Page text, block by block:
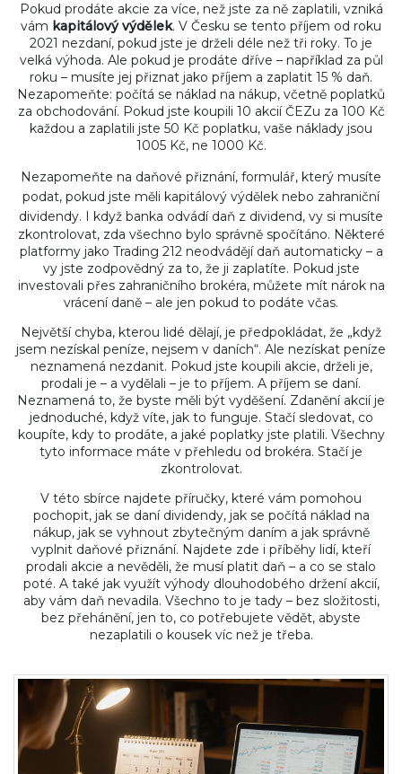
Pokud prodáte akcie za více, než jste za ně zaplatili, vzniká
vám kapitálový výdělek. V Česku se tento příjem od roku
2021 nezdaní, pokud jste je drželi déle než tři roky. To je
velká výhoda. Ale pokud je prodáte dříve – například za půl
roku – musíte jej přiznat jako příjem a zaplatit 15 % daň.
Nezapomeňte: počítá se náklad na nákup, včetně poplatků
za obchodování. Pokud jste koupili 10 akcií ČEZu za 100 Kč
každou a zaplatili jste 50 Kč poplatku, vaše náklady jsou
1005 Kč, ne 1000 Kč.
Nezapomeňte na daňové přiznání, formulář, který musíte
podat, pokud jste měli kapitálový výdělek nebo zahraniční
dividendy. I když banka odvádí daň z dividend, vy si musíte
zkontrolovat, zda všechno bylo správně spočítáno. Některé
platformy jako Trading 212 neodvádějí daň automaticky – a
vy jste zodpovědný za to, že ji zaplatíte. Pokud jste
investovali přes zahraničního brokéra, můžete mít nárok na
vrácení daně – ale jen pokud to podáte včas.
Největší chyba, kterou lidé dělají, je předpokládat, že „když
jsem nezískal peníze, nejsem v daních“. Ale nezískat peníze
neznamená nezdanit. Pokud jste koupili akcie, drželi je,
prodali je – a vydělali – je to příjem. A příjem se daní.
Neznamená to, že byste měli být vyděšení. Zdanění akcií je
jednoduché, když víte, jak to funguje. Stačí sledovat, co
koupíte, kdy to prodáte, a jaké poplatky jste platili. Všechny
tyto informace máte v přehledu od brokéra. Stačí je
zkontrolovat.
V této sbírce najdete příručky, které vám pomohou
pochopit, jak se daní dividendy, jak se počítá náklad na
nákup, jak se vyhnout zbytečným daním a jak správně
vyplnit daňové přiznání. Najdete zde i příběhy lidí, kteří
prodali akcie a nevěděli, že musí platit daň – a co se stalo
poté. A také jak využít výhody dlouhodobého držení akcií,
aby vám daň nevadila. Všechno to je tady – bez složitosti,
bez přehánění, jen to, co potřebujete vědět, abyste
nezaplatili o kousek víc než je třeba.